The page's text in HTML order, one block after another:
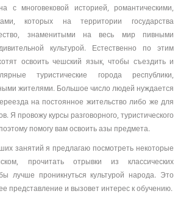
с многовековой историей, романтическими,
которых на территории государства
знаменитыми на весь мир пивными
культурой. Естественно по этим
освоить чешский язык, чтобы съездить и
туристические города республики,
жителями. Большое число людей нуждается
на постоянное жительство либо же для
Я провожу курсы разговорного, туристического
помогу вам освоить азы предмета.
занятий я предлагаю посмотреть некоторые
прочитать отрывки из классических
лучше проникнуться культурой народа. Это
представление и вызовет интерес к обучению.